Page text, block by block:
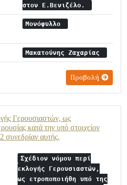
στον Ε.Βενιζέλο.
Μονόφυλλο
Μακατούνης Ζαχαρίας
Προβολή
Γερουσιαστών, ως
κατά την υπό στοιχείον
συνεδρίαν αυτής.
Σχέδιον νόμου περί
εκλογής Γερουσιαστών,
ως ετροποποιήθη υπό της